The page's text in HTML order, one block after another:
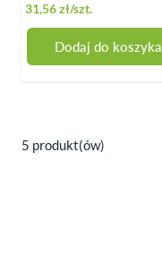
31,56 zł/szt.
Dodaj do koszyka
5 produkt(ów)